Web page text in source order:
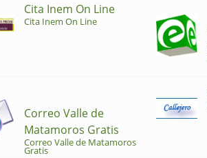
Cita Inem On Line
Cita Inem On Line
Correo Valle de
Matamoros Gratis
Correo Valle de Matamoros
Gratis